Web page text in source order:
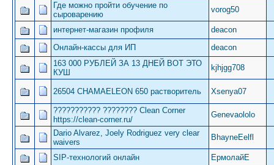
Где можно пройти обучение по
сыроварению
vorog50
интернет-магазин профиля
deacon
Онлайн-кассы для ИП
deacon
163 000 РУБЛЕЙ ЗА 13 ДНЕЙ ВОТ ЭТО
КУШ
kjhjgg708
26504 CHAMAELEON 650 растворитель Xsenya07
??????????? ???????? Clean Corner
https://clean-corner.ru/
Genevaololo
Dario Alvarez, Joely Rodriguez very clear
waivers
BhayneEelfl
SIP-технологий онлайн
ЕрмолайЕ